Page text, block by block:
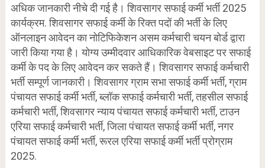
अधिक जानकारी नीचे दी गई है। शिवसागर सफाई कर्मी भर्ती 2025
कार्यक्रम. शिवसागर सफाई कर्मी के रिक्त पदों की भर्ती के लिए
ऑनलाइन आवेदन का नोटिफिकेशन असम कर्मचारी चयन बोर्ड द्वारा
जारी किया गया है। योग्य उम्मीदवार आधिकारिक वेबसाइट पर सफाई
कर्मी के पद के लिए आवेदन कर सकते हैं। शिवसागर सफाई कर्मचारी
भर्ती सम्पूर्ण जानकारी। शिवसागर ग्राम सभा सफाई कर्मी भर्ती, ग्राम
पंचायत सफाई कर्मी भर्ती, ब्लॉक सफाई कर्मचारी भर्ती, तहसील सफाई
कर्मचारी भर्ती, शिवसागर न्याय पंचायत सफाई कर्मचारी भर्ती, टाउन
एरिया सफाई कर्मचारी भर्ती, जिला पंचायत सफाई कर्मी भर्ती, नगर
पंचायत सफाई कर्मी भर्ती, रूरल एरिया सफाई कर्मी भर्ती प्रोग्राम
2025.